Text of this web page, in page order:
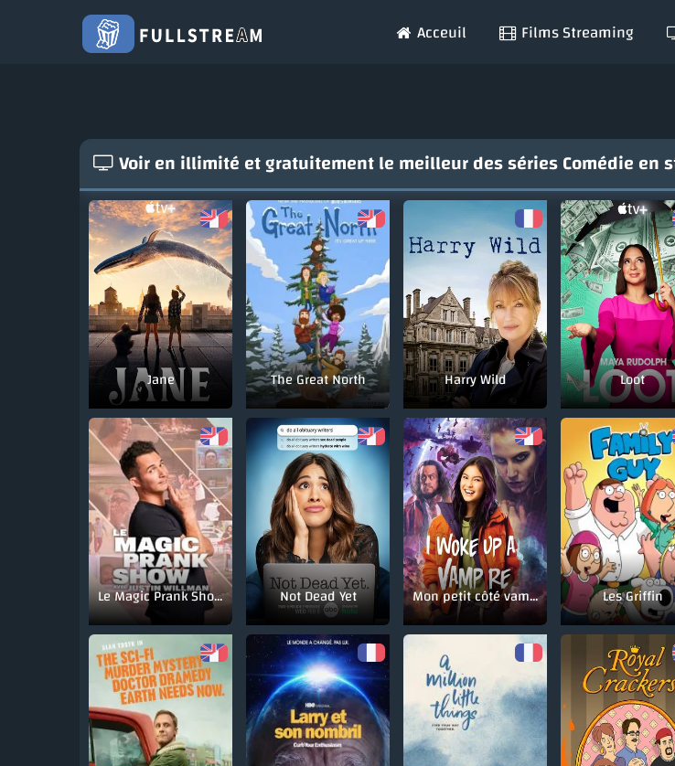
Acceuil Films Streaming
Voir en illimité et gratuitement le meilleur des séries Comédie en
Jane The Great North Harry Wild Loot
Le Magic Prank Show avec Justin Willman Not Dead Yet Mon petit côté vampire Les Griffin